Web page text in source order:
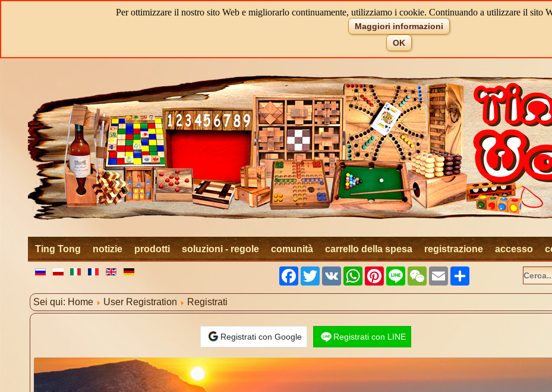
Per ottimizzare il nostro sito Web e migliorarlo continuamente, utilizziamo i cookie. Continuando a utilizzare il sito
Maggiori informazioni
OK
Ting Tong notizie prodotti soluzioni - regole comunità carrello della spesa registrazione accesso
Facebook
TwitterVK WhatsAppPinterest
Line WeChatEmail
Sei qui: Home User Registration Registrati
Registrati con Google Registrati con LINE